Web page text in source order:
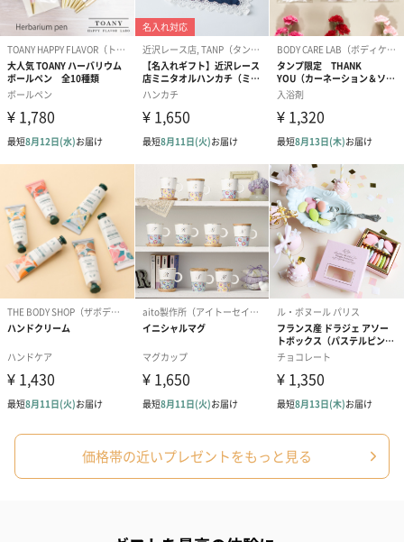
フラワーテディベア
（2,390円）
テディベア（バニラ）
（1,760円）
テディベア（
ル）（1,760円
紅茶・コーヒー・スイーツ
紅茶・コーヒー・スイーツを同梱してお届けいたします。ギフト
への＋αにおすすめです。
アールグレイ（HAPPY
BIRTHDAY TO YOU）
（660円）
アールグレイティー
（660円）
フルーツティ
円）
スイーツを同梱してお届けいたします。ギフトへの＋αにおすすめ
価格帯の近いプレゼントをもっと見る